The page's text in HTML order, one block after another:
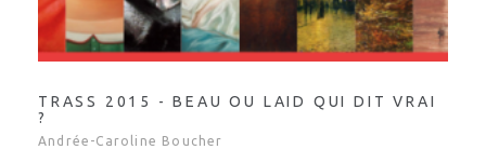
TRASS 2015 - BEAU OU LAID QUI DIT VRAI
?
Andrée-Caroline Boucher